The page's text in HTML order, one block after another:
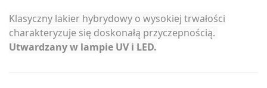
Klasyczny lakier hybrydowy o wysokiej trwałości
charakteryzuje się doskonałą przyczepnością.
Utwardzany w lampie UV i LED.